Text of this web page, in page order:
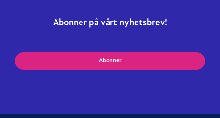
Abonner på vårt nyhetsbrev!
Abonner